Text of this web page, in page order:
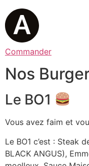
Commander
Nos
Le BO1
Vous avez faim et
Le BO1 c’est : Steak
BLACK ANGUS),